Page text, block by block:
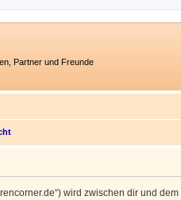
Partner und Freunde
wird zwischen dir und